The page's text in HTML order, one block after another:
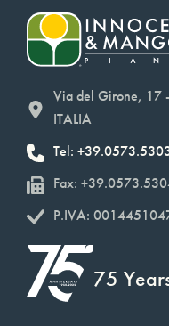
Via del Girone, 17
ITALIA
Tel:
Fax:
P.IVA:
75